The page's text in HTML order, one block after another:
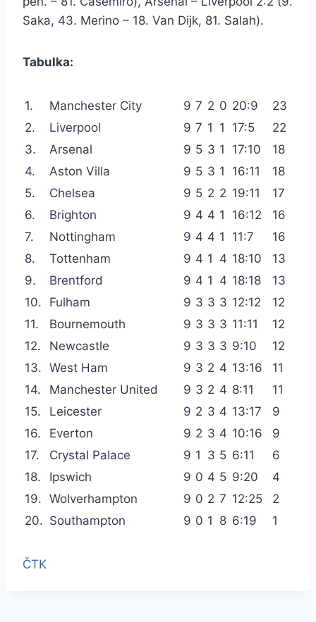
Saka, 43. Merino – 18. Van Dijk, 81. Salah).
Tabulka:
1. Manchester City 9 7 2 0 20:9
23
2.
Liverpool 9 7 1 1 17:5
22
3.
Arsenal 9 5 3 1 17:10
18
4.
Aston Villa 9 5 3 1 16:11
18
5.
Chelsea 9 5 2 2 19:11
17
6.
Brighton 9 4 4 1 16:12
16
7.
Nottingham 9 4 4 1 11:7
16
8.
Tottenham 9 4 1 4 18:10
13
9.
Brentford 9 4 1 4 18:18
13
10.
Fulham 9 3 3 3 12:12
12
11.
Bournemouth 9 3 3 3 11:11
12
12.
Newcastle 9 3 3 3 9:10
12
13. West Ham 9 3 2 4 13:16
11
14.
Manchester United 9 3 2 4 8:11
11
15.
Leicester 9 2 3 4 13:17
9
16.
Everton 9 2 3 4 10:16
9
17.
Crystal Palace 9 1 3 5 6:11
6
18.
Ipswich 9 0 4 5 9:20
4
19. Wolverhampton 9 0 2 7 12:25
2
20. Southampton 9 0 1 8 6:19 1
ČTK